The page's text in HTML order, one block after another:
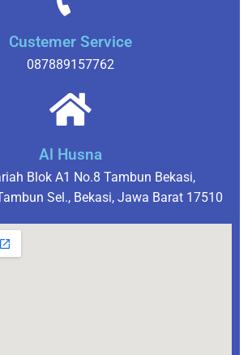
Custemer Service
087889157762
Al Husna
Blok A1 No.8 Tambun Bekasi,
Sel., Bekasi, Jawa Barat 17510